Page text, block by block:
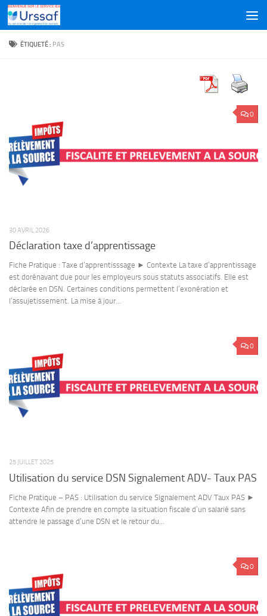
Skip to content
ÉTIQUETÉ : PAS
0
30 AVRIL 2026
Déclaration taxe d’apprentissage
Fiche Pratique : Taxe d’apprentisssage ► Contexte La taxe d’apprentissage
est dorénavant due pour les employeurs sous statuts associatifs. Elle est
déclarée en DSN. Certaines conditions permettent l’exonération et
l’assujetissement. La mise à jour...
0
25 JUILLET 2025
Utilisation du service DSN Signalement ADV- Taux PAS
Fiche Pratique – PAS : Utilisation du service Signalement ADV Taux PAS ►
Contexte Afin de prendre en compte la situation fiscale d’un salarié sans
attendre le passage d’une DSN et le retour du...
0